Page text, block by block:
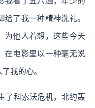
了我一种精神洗礼。
为他人着想，这些今天
在电影里以一种毫无说
我的心。
了科索沃危机，北约轰